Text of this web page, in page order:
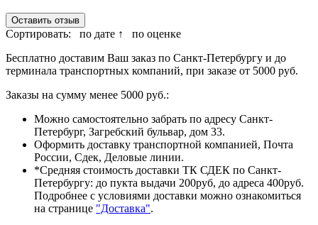
Оставить отзыв
Сортировать: по дате ↑
по оценке
Бесплатно доставим Ваш заказ по Санкт-Петербургу и до
терминала транспортных компаний, при заказе от 5000 руб.
Заказы на сумму менее 5000 руб.:
Можно самостоятельно забрать по адресу Санкт-
Петербург, Загребский бульвар, дом 33.
Оформить доставку транспортной компанией, Почта
России, Сдек, Деловые линии.
*Средняя стоимость доставки ТК СДЕК по Санкт-
Петербургу: до пукта выдачи 200руб, до адреса 400руб.
Подробнее с условиями доставки можно ознакомиться
на странице "Доставка".